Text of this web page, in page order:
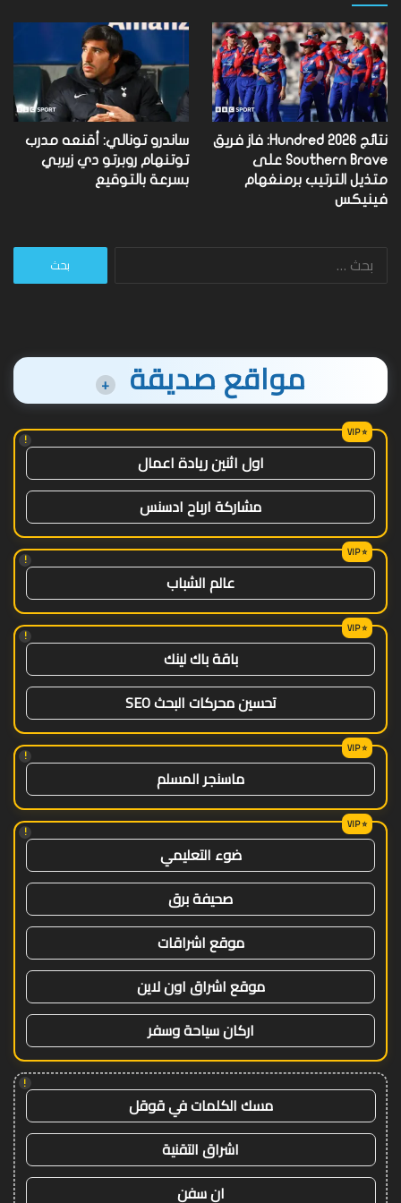
نتائج Hundred 2026: فاز فريق
Southern Brave على
متذيل الترتيب برمنغهام
فينيكس
ساندرو تونالي: أقنعه مدرب
توتنهام روبرتو دي زيربي
بسرعة بالتوقيع
البحث
مواقع صديقة +
!
اول اثنين ريادة اعمال
مشاركة ارباح ادسنس
!
عالم الشباب
!
باقة باك لينك
تحسين محركات البحث SEO
!
ماسنجر المسلم
!
ضوء التعليمي
صحيفة برق
موقع اشراقات
موقع اشراق اون لاين
اركان سياحة وسفر
!
مسك الكلمات في قوقل
اشراق التقنية
ان سفن